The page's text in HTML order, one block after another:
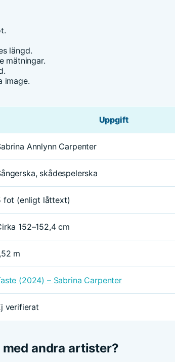
längd.
mätningar.
image.
Uppgift
Annlynn Carpenter
skådespelerska
fot (enligt låttext)
152–152,4 cm
m
(2024) – Sabrina Carpenter
verifierat
andra artister?